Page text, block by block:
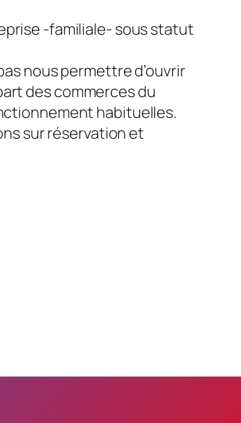
-familiale- sous statut
nous permettre d’ouvrir
des commerces du
habituelles.
sur réservation et